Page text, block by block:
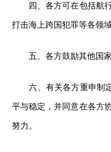
四、各方可在包括航行
打击海上跨国犯罪等各领
五、各方鼓励其他国家
六、有关各方重申制定
平与稳定，并同意在各方
努力。